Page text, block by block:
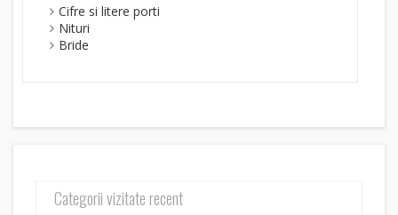
Cifre si litere porti
Nituri
Bride
Categorii vizitate recent